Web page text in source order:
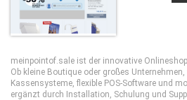
meinpointof.sale ist der innovative
Ob kleine Boutique oder großes
Kassensysteme, flexible POS-Software und
ergänzt durch Installation, Schulung und